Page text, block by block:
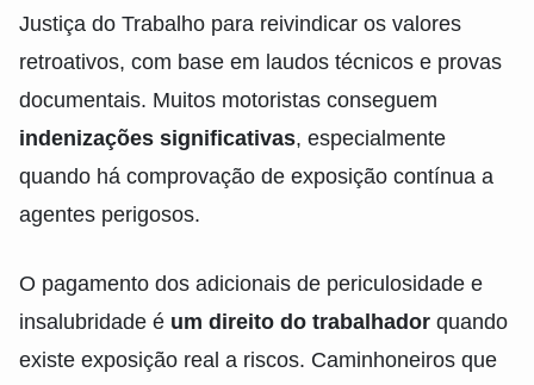
Justiça do Trabalho para reivindicar os valores
retroativos, com base em laudos técnicos e provas
documentais. Muitos motoristas conseguem
indenizações significativas, especialmente
quando há comprovação de exposição contínua a
agentes perigosos.
O pagamento dos adicionais de periculosidade e
insalubridade é um direito do trabalhador quando
existe exposição real a riscos. Caminhoneiros que